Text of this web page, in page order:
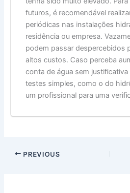
futuros, é recomendável
periódicas nas instalações
residência ou empresa.
podem passar despercebidos
altos custos. Caso perceba
conta de água sem justificativa
testes simples, como o do
um profissional para uma
PREVIOUS